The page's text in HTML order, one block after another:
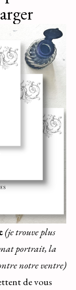
(je trouve plus
portrait, la
notre ventre)
de vous